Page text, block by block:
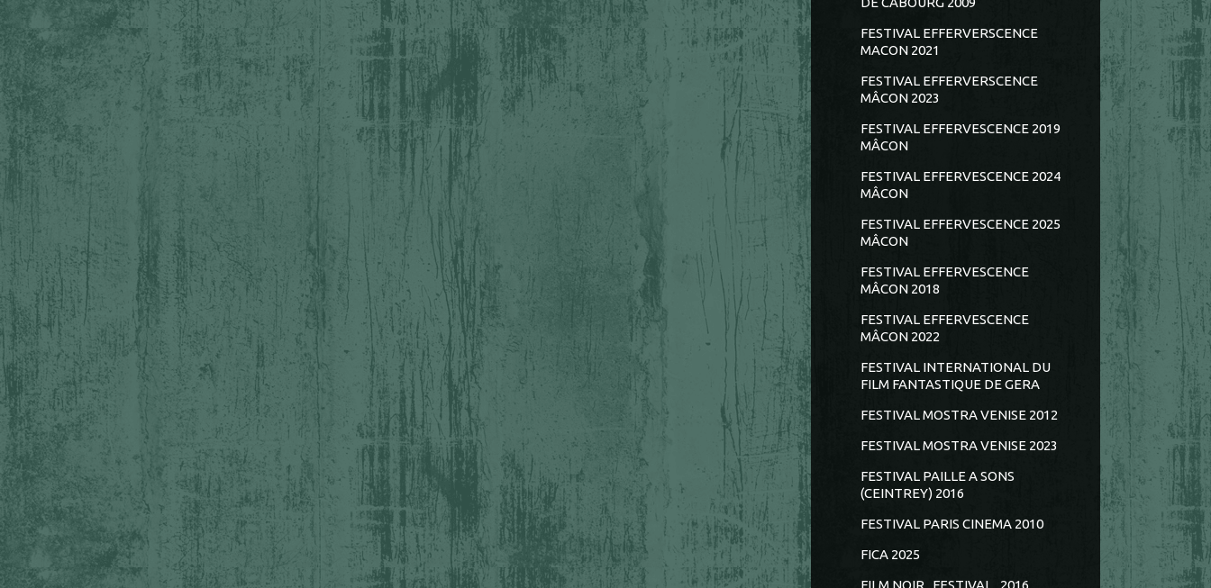
FESTIVAL EFFERVERSCENCE
MACON 2021
FESTIVAL EFFERVERSCENCE
MÂCON 2023
FESTIVAL EFFERVESCENCE 2019
MÂCON
FESTIVAL EFFERVESCENCE 2024
MÂCON
FESTIVAL EFFERVESCENCE 2025
MÂCON
FESTIVAL EFFERVESCENCE
MÂCON 2018
FESTIVAL EFFERVESCENCE
MÂCON 2022
FESTIVAL INTERNATIONAL DU
FILM FANTASTIQUE DE GERA
FESTIVAL MOSTRA VENISE 2012
FESTIVAL MOSTRA VENISE 2023
FESTIVAL PAILLE A SONS
(CEINTREY) 2016
FESTIVAL PARIS CINEMA 2010
FICA 2025